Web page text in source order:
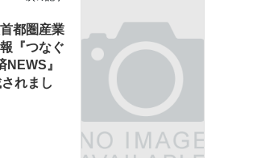
都圏産業
『つなぐ
NEWS』
れまし